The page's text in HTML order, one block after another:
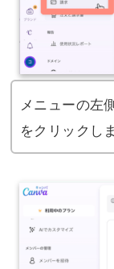
メニューの左
をクリックし